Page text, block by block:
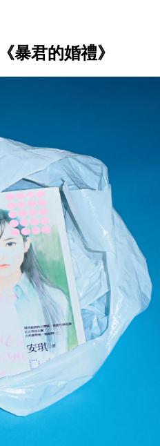
暴君的婚禮》